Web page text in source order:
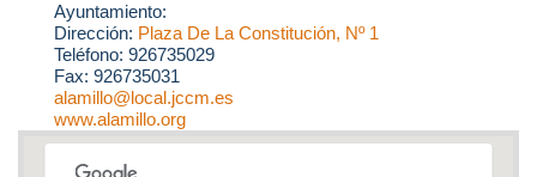
Ayuntamiento:
Dirección: Plaza De La Constitución, Nº 1
Teléfono: 926735029
Fax: 926735031
alamillo@local.jccm.es
www.alamillo.org